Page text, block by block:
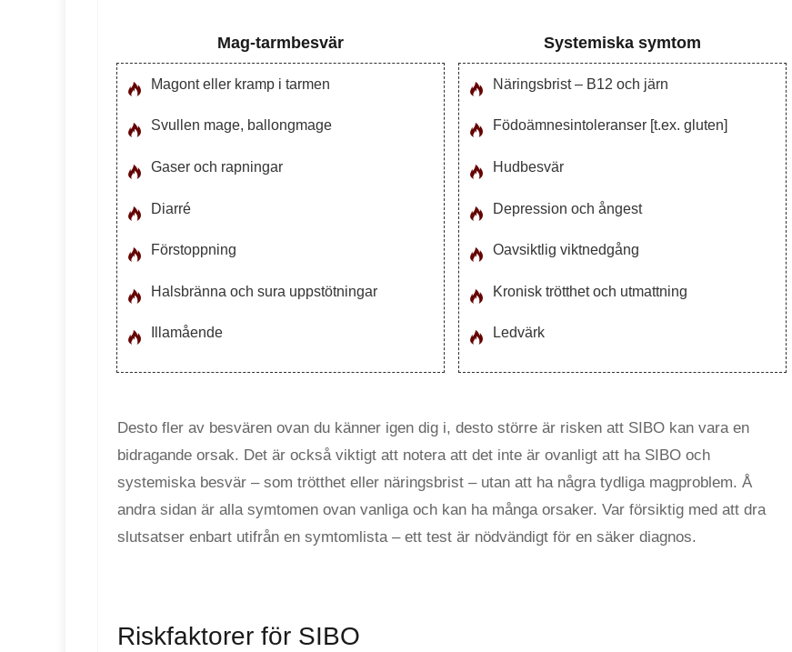
Mag-tarmbesvär
Magont eller kramp i tarmen
Svullen mage, ballongmage
Gaser och rapningar
Diarré
Förstoppning
Halsbränna och sura uppstötningar
Illamående
Systemiska symtom
Näringsbrist – B12 och järn
Födoämnesintoleranser [t.ex. gluten]
Hudbesvär
Depression och ångest
Oavsiktlig viktnedgång
Kronisk trötthet och utmattning
Ledvärk
Desto fler av besvären ovan du känner igen dig i, desto större är risken att SIBO kan vara en
bidragande orsak. Det är också viktigt att notera att det inte är ovanligt att ha SIBO och
systemiska besvär – som trötthet eller näringsbrist – utan att ha några tydliga magproblem. Å
andra sidan är alla symtomen ovan vanliga och kan ha många orsaker. Var försiktig med att dra
slutsatser enbart utifrån en symtomlista – ett test är nödvändigt för en säker diagnos.
Riskfaktorer för SIBO